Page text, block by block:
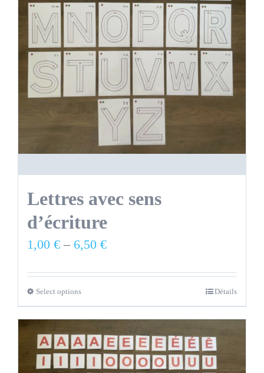
Lettres avec sens
d’écriture
1,00 €– 6,50 €
Select options Détails